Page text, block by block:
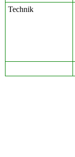
Technik